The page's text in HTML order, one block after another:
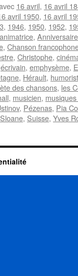
16 avril, 16 avril
avril 1950, 16 avril
, 1946, 1950, 1952,
animatrice, Anniversaire
, Chanson
, Christophe,
écrivain, emphysème,
, Hérault,
des chansons, les
, musicien,
, Pézenas, Pia
Sloane, Suisse, Yves